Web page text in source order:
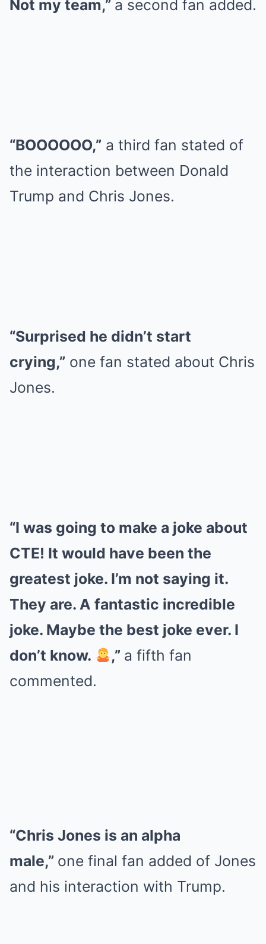
Not my team,” a second fan added.
“BOOOOOO,” a third fan stated of
the interaction between Donald
Trump and Chris Jones.
“Surprised he didn’t start
crying,” one fan stated about Chris
Jones.
“I was going to make a joke about
CTE! It would have been the
greatest joke. I’m not saying it.
They are. A fantastic incredible
joke. Maybe the best joke ever. I
don’t know.
,” a fifth fan
commented.
“Chris Jones is an alpha
male,” one final fan added of Jones
and his interaction with Trump.